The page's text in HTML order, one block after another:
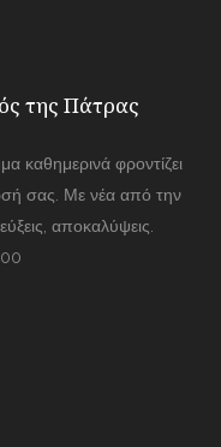
της Πάτρας
καθημερινά φροντίζει
σας. Με νέα από την
αποκαλύψεις.